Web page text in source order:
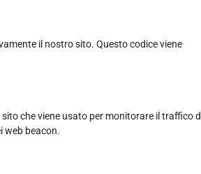
il nostro sito. Questo codice viene
che viene usato per monitorare il traffico
web beacon.